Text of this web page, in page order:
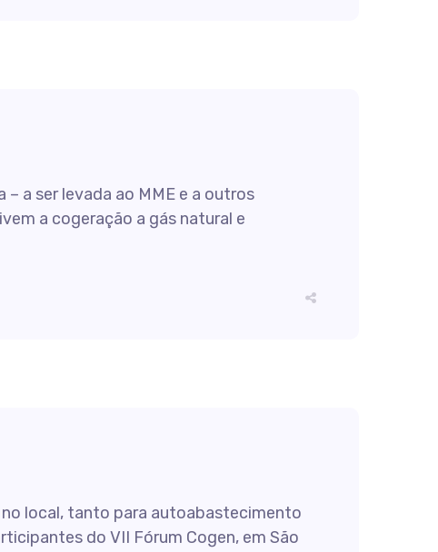
a ser levada ao MME e a outros
a cogeração a gás natural e
local, tanto para autoabastecimento
do VII Fórum Cogen, em São